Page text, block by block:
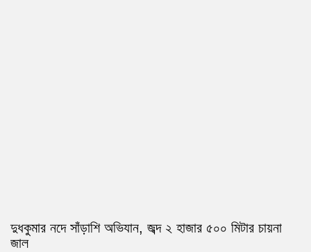
দুধকুমার নদে সাঁড়াশি অভিযান, জব্দ ২ হাজার ৫০০ মিটার চায়না
জাল